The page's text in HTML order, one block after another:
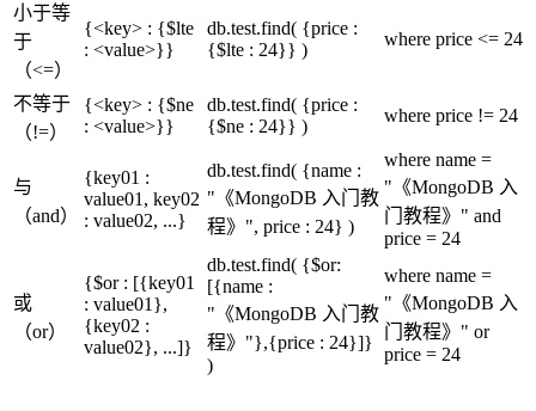
小于等
于
（<=）
{<key> : {$lte
: <value>}}
db.test.find( {price :
{$lte : 24}} )
where price <= 24
不等于
（!=）
{<key> : {$ne
: <value>}}
db.test.find( {price :
{$ne : 24}} )
where price != 24
与
（and）
{key01 :
value01, key02
: value02, ...}
db.test.find( {name :
"《MongoDB 入门教
程》", price : 24} )
where name =
"《MongoDB 入
门教程》" and
price = 24
或
（or）
{$or : [{key01
: value01},
{key02 :
value02}, ...]}
db.test.find( {$or:
[{name :
"《MongoDB 入门教
程》"},{price : 24}]}
)
where name =
"《MongoDB 入
门教程》" or
price = 24